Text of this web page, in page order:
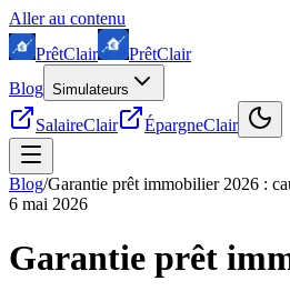
Aller au contenu
PrêtClair PrêtClair
Blog Simulateurs
SalaireClair ÉpargneClair
Blog/Garantie prêt immobilier 2026 :
6 mai 2026
Garantie prêt